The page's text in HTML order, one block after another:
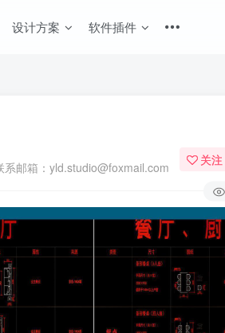
设计方案 软件插件
系邮箱：yld.studio@foxmail.com
关注